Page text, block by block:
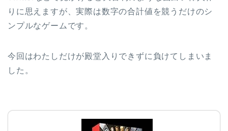
りに思えますが、実際は数字の合計値を競うだけのシ
ンプルなゲームです。
今回はわたしだけが殿堂入りできずに負けてしまいま
した。